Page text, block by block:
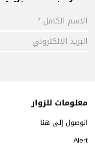
معلومات للزوار
الوصول إلى هنا
Alert